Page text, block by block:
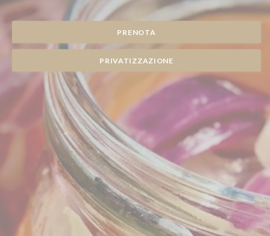
PRENOTA
PRIVATIZZAZIONE